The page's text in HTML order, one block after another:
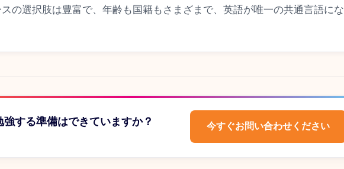
の選択肢は豊富で、年齢も国籍もさまざまで、英語が唯一の共通言語にな
する準備はできていますか？ 今すぐお問い合わせください